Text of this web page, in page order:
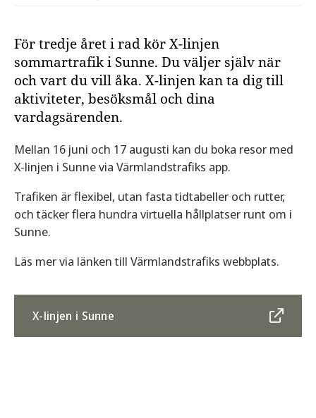
För tredje året i rad kör X-linjen
sommartrafik i Sunne. Du väljer själv när
och vart du vill åka. X-linjen kan ta dig till
aktiviteter, besöksmål och dina
vardagsärenden.
Mellan 16 juni och 17 augusti kan du boka resor med
X-linjen i Sunne via Värmlandstrafiks app.
Trafiken är flexibel, utan fasta tidtabeller och rutter,
och täcker flera hundra virtuella hållplatser runt om i
Sunne.
Läs mer via länken till Värmlandstrafiks webbplats.
X-linjen i Sunne